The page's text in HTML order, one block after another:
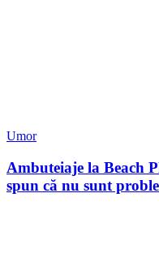
Umor
Ambuteiaje la Beach
spun că nu sunt